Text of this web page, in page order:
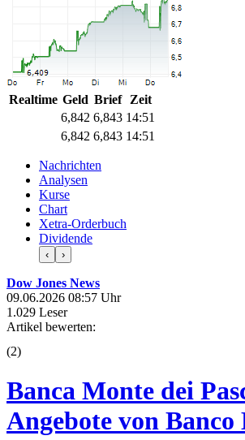
Realtime Geld Brief
Zeit
6,842 6,843 14:51
6,842 6,843 14:51
Nachrichten
Analysen
Kurse
Chart
Xetra-Orderbuch
Dividende
‹ ›
Dow Jones News
09.06.2026 08:57 Uhr
1.029 Leser
Artikel bewerten:
(2)
Banca Monte dei
Angebote von